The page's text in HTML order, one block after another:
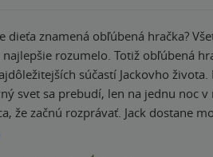
dieťa znamená obľúbená hračka?
rozumelo. Totiž obľúbená
súčastí Jackovho
svet sa prebudí, len na jednu noc
že začnú rozprávať. Jack dostane
prasiatka, ktorá mala Jackovi